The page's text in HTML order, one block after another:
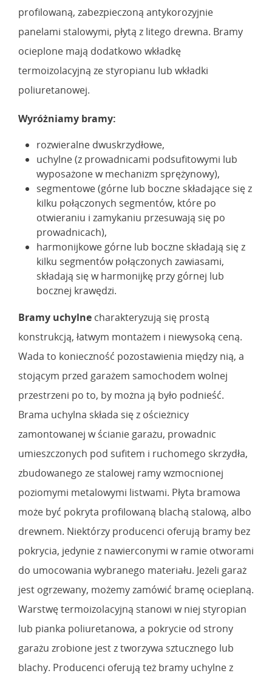
profilowaną, zabezpieczoną antykorozyjnie
panelami stalowymi, płytą z litego drewna. Bramy
ocieplone mają dodatkowo wkładkę
termoizolacyjną ze styropianu lub wkładki
poliuretanowej.
Wyróżniamy bramy:
rozwieralne dwuskrzydłowe,
uchylne (z prowadnicami podsufitowymi lub
wyposażone w mechanizm sprężynowy),
segmentowe (górne lub boczne składające się z
kilku połączonych segmentów, które po
otwieraniu i zamykaniu przesuwają się po
prowadnicach),
harmonijkowe górne lub boczne składają się z
kilku segmentów połączonych zawiasami,
składają się w harmonijkę przy górnej lub
bocznej krawędzi.
Bramy uchylne charakteryzują się prostą
konstrukcją, łatwym montażem i niewysoką ceną.
Wada to konieczność pozostawienia między nią, a
stojącym przed garażem samochodem wolnej
przestrzeni po to, by można ją było podnieść.
Brama uchylna składa się z ościeżnicy
zamontowanej w ścianie garażu, prowadnic
umieszczonych pod sufitem i ruchomego skrzydła,
zbudowanego ze stalowej ramy wzmocnionej
poziomymi metalowymi listwami. Płyta bramowa
może być pokryta profilowaną blachą stalową, albo
drewnem. Niektórzy producenci oferują bramy bez
pokrycia, jedynie z nawierconymi w ramie otworami
do umocowania wybranego materiału. Jeżeli garaż
jest ogrzewany, możemy zamówić bramę ocieplaną.
Warstwę termoizolacyjną stanowi w niej styropian
lub pianka poliuretanowa, a pokrycie od strony
garażu zrobione jest z tworzywa sztucznego lub
blachy. Producenci oferują też bramy uchylne z